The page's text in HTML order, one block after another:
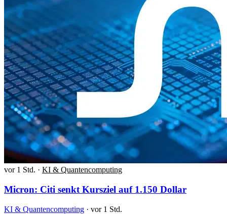
vor 1 Std. · KI & Quantencomputing
Micron: Citi senkt Kursziel auf 1.150 Dollar
KI & Quantencomputing · vor 1 Std.